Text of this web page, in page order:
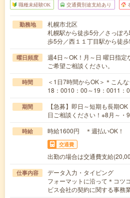
職種未経験OK 交通費別途支給あり
勤務地
札幌市北区
札幌駅から徒歩5分／さっぽ
歩5分／西１１丁目駅から徒
曜日頻度
週4日～OK！月～日 曜日指定
ご希望ご相談ください。
時間
＜1日7時間からOK＞＊こん
18：0010：00～19：0011：
期間
【急募】即日～短期も長期
日ご相談ください！※8月～・
時給 時給1600円 ＊週払いOK！
交通費
出勤の場合は交通費支給
仕事内容
データ入力・タイピング
フォーマットに沿って＊コツ
ビス会社の契約に関する事務